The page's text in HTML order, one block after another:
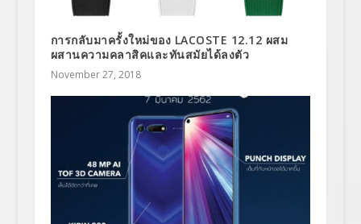
การกลับมาครั้งใหม่ของ LACOSTE 12.12 ผสม
ผสานความคลาสิคและทันสมัยได้ลงตัว
November 27, 2018